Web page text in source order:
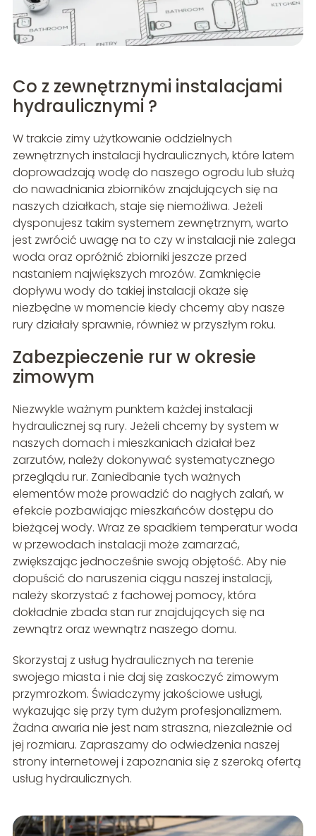
Co z zewnętrznymi instalacjami
hydraulicznymi ?
W trakcie zimy użytkowanie oddzielnych
zewnętrznych instalacji hydraulicznych, które latem
doprowadzają wodę do naszego ogrodu lub służą
do nawadniania zbiorników znajdujących się na
naszych działkach, staje się niemożliwa. Jeżeli
dysponujesz takim systemem zewnętrznym, warto
jest zwrócić uwagę na to czy w instalacji nie zalega
woda oraz opróżnić zbiorniki jeszcze przed
nastaniem największych mrozów. Zamknięcie
dopływu wody do takiej instalacji okaże się
niezbędne w momencie kiedy chcemy aby nasze
rury działały sprawnie, również w przyszłym roku.
Zabezpieczenie rur w okresie
zimowym
Niezwykle ważnym punktem każdej instalacji
hydraulicznej są rury. Jeżeli chcemy by system w
naszych domach i mieszkaniach działał bez
zarzutów, należy dokonywać systematycznego
przeglądu rur. Zaniedbanie tych ważnych
elementów może prowadzić do nagłych zalań, w
efekcie pozbawiając mieszkańców dostępu do
bieżącej wody. Wraz ze spadkiem temperatur woda
w przewodach instalacji może zamarzać,
zwiększając jednocześnie swoją objętość. Aby nie
dopuścić do naruszenia ciągu naszej instalacji,
należy skorzystać z fachowej pomocy, która
dokładnie zbada stan rur znajdujących się na
zewnątrz oraz wewnątrz naszego domu.
Skorzystaj z usług hydraulicznych na terenie
swojego miasta i nie daj się zaskoczyć zimowym
przymrozkom. Świadczymy jakościowe usługi,
wykazując się przy tym dużym profesjonalizmem.
Żadna awaria nie jest nam straszna, niezależnie od
jej rozmiaru. Zapraszamy do odwiedzenia naszej
strony internetowej i zapoznania się z szeroką ofertą
usług hydraulicznych.